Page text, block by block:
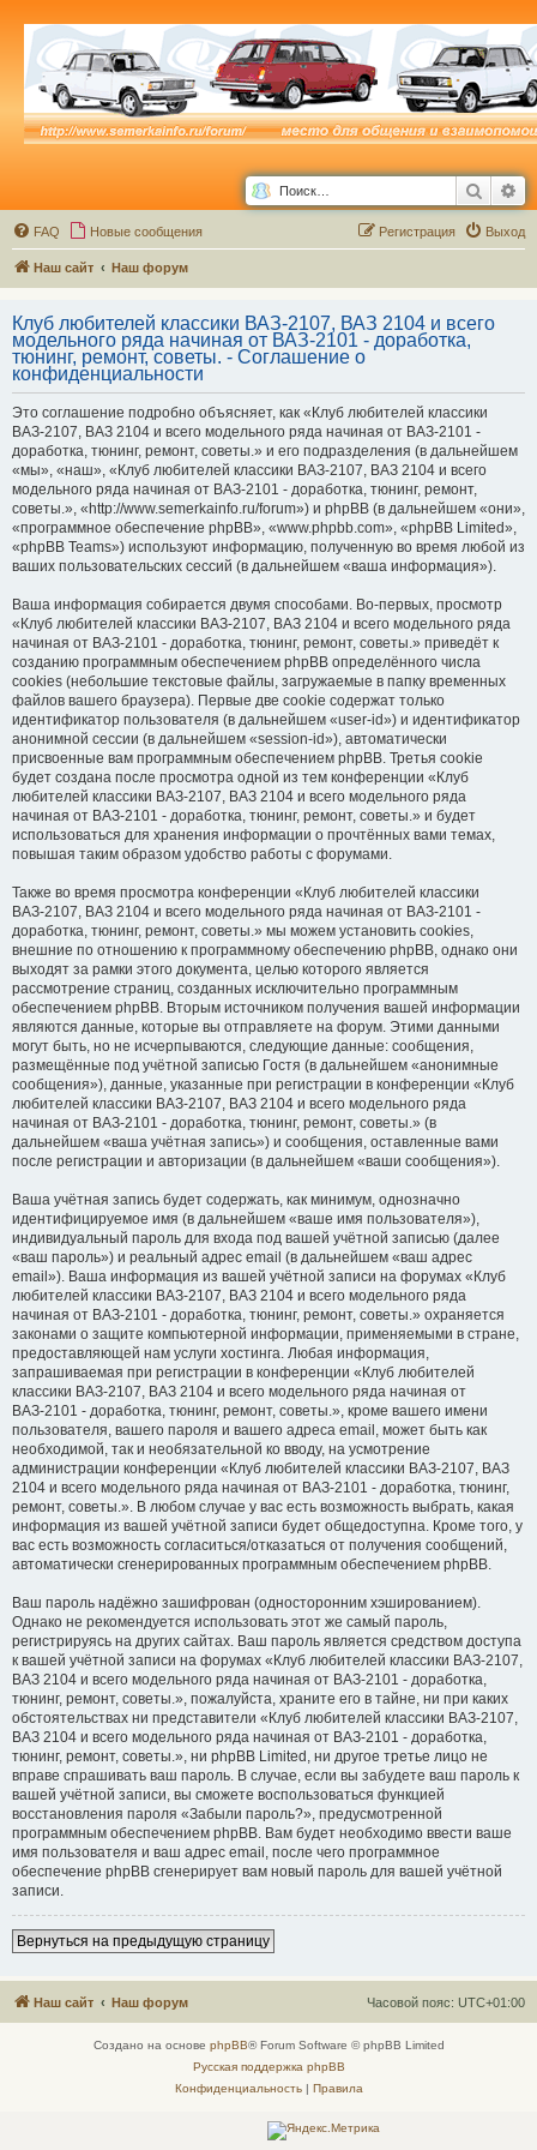
Поиск
FAQ Новые сообщения Выход
Регистрация
Наш сайт Наш форум
Клуб любителей классики ВАЗ-2107, ВАЗ 2104 и всего
модельного ряда начиная от ВАЗ-2101 - доработка,
тюнинг, ремонт, советы. - Соглашение о
конфиденциальности
Это соглашение подробно объясняет, как «Клуб любителей классики
ВАЗ-2107, ВАЗ 2104 и всего модельного ряда начиная от ВАЗ-2101 -
доработка, тюнинг, ремонт, советы.» и его подразделения (в дальнейшем
«мы», «наш», «Клуб любителей классики ВАЗ-2107, ВАЗ 2104 и всего
модельного ряда начиная от ВАЗ-2101 - доработка, тюнинг, ремонт,
советы.», «http://www.semerkainfo.ru/forum») и phpBB (в дальнейшем «они»,
«программное обеспечение phpBB», «www.phpbb.com», «phpBB Limited»,
«phpBB Teams») используют информацию, полученную во время любой из
ваших пользовательских сессий (в дальнейшем «ваша информация»).
Ваша информация собирается двумя способами. Во-первых, просмотр
«Клуб любителей классики ВАЗ-2107, ВАЗ 2104 и всего модельного ряда
начиная от ВАЗ-2101 - доработка, тюнинг, ремонт, советы.» приведёт к
созданию программным обеспечением phpBB определённого числа
cookies (небольшие текстовые файлы, загружаемые в папку временных
файлов вашего браузера). Первые две cookie содержат только
идентификатор пользователя (в дальнейшем «user-id») и идентификатор
анонимной сессии (в дальнейшем «session-id»), автоматически
присвоенные вам программным обеспечением phpBB. Третья cookie
будет создана после просмотра одной из тем конференции «Клуб
любителей классики ВАЗ-2107, ВАЗ 2104 и всего модельного ряда
начиная от ВАЗ-2101 - доработка, тюнинг, ремонт, советы.» и будет
использоваться для хранения информации о прочтённых вами темах,
повышая таким образом удобство работы с форумами.
Также во время просмотра конференции «Клуб любителей классики
ВАЗ-2107, ВАЗ 2104 и всего модельного ряда начиная от ВАЗ-2101 -
доработка, тюнинг, ремонт, советы.» мы можем установить cookies,
внешние по отношению к программному обеспечению phpBB, однако они
выходят за рамки этого документа, целью которого является
рассмотрение страниц, созданных исключительно программным
обеспечением phpBB. Вторым источником получения вашей информации
являются данные, которые вы отправляете на форум. Этими данными
могут быть, но не исчерпываются, следующие данные: сообщения,
размещённые под учётной записью Гостя (в дальнейшем «анонимные
сообщения»), данные, указанные при регистрации в конференции «Клуб
любителей классики ВАЗ-2107, ВАЗ 2104 и всего модельного ряда
начиная от ВАЗ-2101 - доработка, тюнинг, ремонт, советы.» (в
дальнейшем «ваша учётная запись») и сообщения, оставленные вами
после регистрации и авторизации (в дальнейшем «ваши сообщения»).
Ваша учётная запись будет содержать, как минимум, однозначно
идентифицируемое имя (в дальнейшем «ваше имя пользователя»),
индивидуальный пароль для входа под вашей учётной записью (далее
«ваш пароль») и реальный адрес email (в дальнейшем «ваш адрес
email»). Ваша информация из вашей учётной записи на форумах «Клуб
любителей классики ВАЗ-2107, ВАЗ 2104 и всего модельного ряда
начиная от ВАЗ-2101 - доработка, тюнинг, ремонт, советы.» охраняется
законами о защите компьютерной информации, применяемыми в стране,
предоставляющей нам услуги хостинга. Любая информация,
запрашиваемая при регистрации в конференции «Клуб любителей
классики ВАЗ-2107, ВАЗ 2104 и всего модельного ряда начиная от
ВАЗ-2101 - доработка, тюнинг, ремонт, советы.», кроме вашего имени
пользователя, вашего пароля и вашего адреса email, может быть как
необходимой, так и необязательной ко вводу, на усмотрение
администрации конференции «Клуб любителей классики ВАЗ-2107, ВАЗ
2104 и всего модельного ряда начиная от ВАЗ-2101 - доработка, тюнинг,
ремонт, советы.». В любом случае у вас есть возможность выбрать, какая
информация из вашей учётной записи будет общедоступна. Кроме того, у
вас есть возможность согласиться/отказаться от получения сообщений,
автоматически сгенерированных программным обеспечением phpBB.
Ваш пароль надёжно зашифрован (односторонним хэшированием).
Однако не рекомендуется использовать этот же самый пароль,
регистрируясь на других сайтах. Ваш пароль является средством доступа
к вашей учётной записи на форумах «Клуб любителей классики ВАЗ-2107,
ВАЗ 2104 и всего модельного ряда начиная от ВАЗ-2101 - доработка,
тюнинг, ремонт, советы.», пожалуйста, храните его в тайне, ни при каких
обстоятельствах ни представители «Клуб любителей классики ВАЗ-2107,
ВАЗ 2104 и всего модельного ряда начиная от ВАЗ-2101 - доработка,
тюнинг, ремонт, советы.», ни phpBB Limited, ни другое третье лицо не
вправе спрашивать ваш пароль. В случае, если вы забудете ваш пароль к
вашей учётной записи, вы сможете воспользоваться функцией
восстановления пароля «Забыли пароль?», предусмотренной
программным обеспечением phpBB. Вам будет необходимо ввести ваше
имя пользователя и ваш адрес email, после чего программное
обеспечение phpBB сгенерирует вам новый пароль для вашей учётной
записи.
Вернуться на предыдущую страницу
Наш сайт Наш форум Часовой пояс: UTC+01:00
Создано на основе phpBB® Forum Software © phpBB Limited
Русская поддержка phpBB
Конфиденциальность| Правила